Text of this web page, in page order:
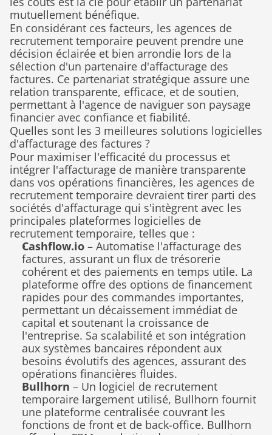
mutuellement bénéfique.
En considérant ces facteurs, les agences de
recrutement temporaire peuvent prendre une
décision éclairée et bien arrondie lors de la
sélection d'un partenaire d'affacturage des
factures. Ce partenariat stratégique assure une
relation transparente, efficace, et de soutien,
permettant à l'agence de naviguer son paysage
financier avec confiance et fiabilité.
Quelles sont les 3 meilleures solutions logicielles
d'affacturage des factures ?
Pour maximiser l'efficacité du processus et
intégrer l'affacturage de manière transparente
dans vos opérations financières, les agences de
recrutement temporaire devraient tirer parti des
sociétés d'affacturage qui s'intègrent avec les
principales plateformes logicielles de
recrutement temporaire, telles que :
Cashflow.io – Automatise l'affacturage des
factures, assurant un flux de trésorerie
cohérent et des paiements en temps utile. La
plateforme offre des options de financement
rapides pour des commandes importantes,
permettant un décaissement immédiat de
capital et soutenant la croissance de
l'entreprise. Sa scalabilité et son intégration
aux systèmes bancaires répondent aux
besoins évolutifs des agences, assurant des
opérations financières fluides.
Bullhorn – Un logiciel de recrutement
temporaire largement utilisé, Bullhorn fournit
une plateforme centralisée couvrant les
fonctions de front et de back-office. Bullhorn